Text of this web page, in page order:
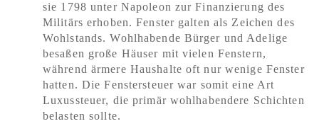
sie 1798 unter Napoleon zur Finanzierung des
Militärs erhoben. Fenster galten als Zeichen des
Wohlstands. Wohlhabende Bürger und Adelige
besaßen große Häuser mit vielen Fenstern,
während ärmere Haushalte oft nur wenige Fenster
hatten. Die Fenstersteuer war somit eine Art
Luxussteuer, die primär wohlhabendere Schichten
belasten sollte.